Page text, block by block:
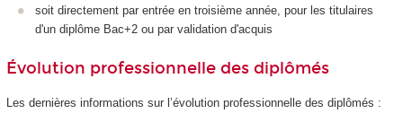
soit directement par entrée en troisième année, pour les titulaires
d'un diplôme Bac+2 ou par validation d'acquis
Évolution professionnelle des diplômés
Les dernières informations sur l’évolution professionnelle des diplômés :